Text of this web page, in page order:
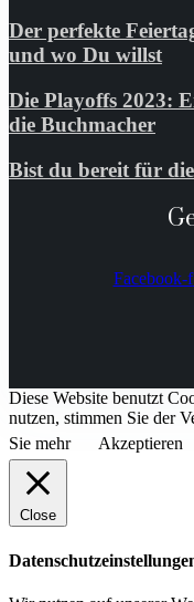
Der perfekte
und wo Du willst
Die Playoffs 2023:
die Buchmacher
Bist du bereit für
Facebook-f
Diese Website benutzt
nutzen, stimmen Sie der
Sie mehr
Akzeptieren
Close